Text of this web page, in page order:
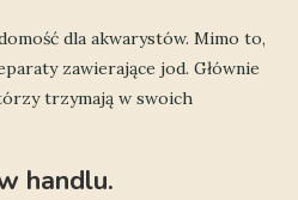
dla akwarystów. Mimo to,
zawierające jod. Głównie
trzymają w swoich
handlu.